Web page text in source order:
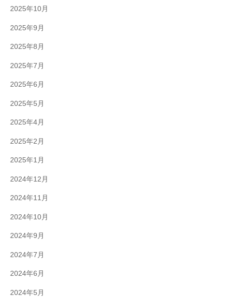
2025年10月
2025年9月
2025年8月
2025年7月
2025年6月
2025年5月
2025年4月
2025年2月
2025年1月
2024年12月
2024年11月
2024年10月
2024年9月
2024年7月
2024年6月
2024年5月